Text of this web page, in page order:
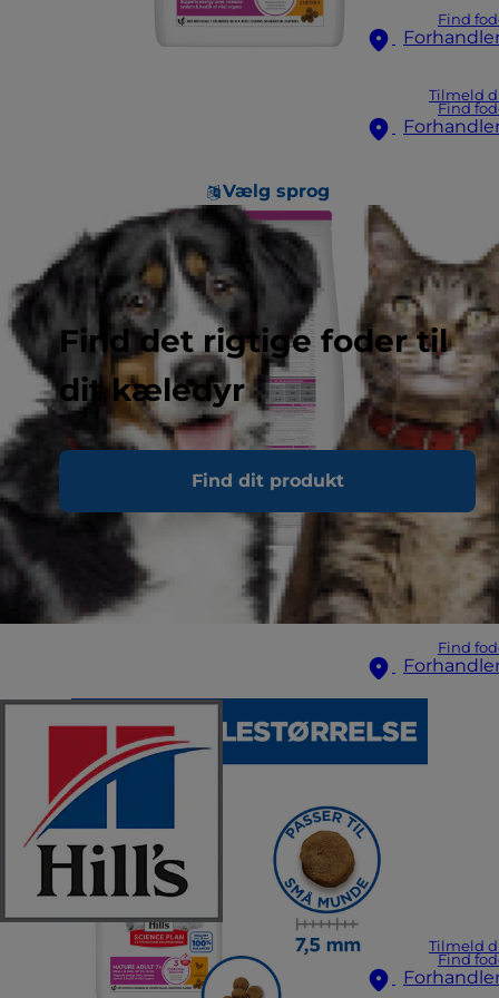
Find
Tilmeld
Find
Vælg sprog
Find det rigtige foder til
dit kæledyr
Find dit produkt
Find
Tilmeld
Find